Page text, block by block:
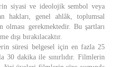
siyasi ve ideolojik sembol veya
hakları, genel ahlâk, toplumsal
olması gerekmektedir. Bu şartları
dışı bırakılacaktır.
süresi belgesel için en fazla 25
30 dakika ile sınırlıdır. Filmlerin